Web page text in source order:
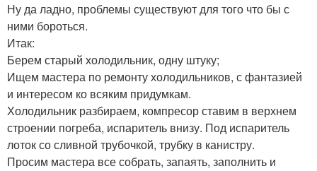
Ну да ладно, проблемы существуют для того что бы с
ними бороться.
Итак:
Берем старый холодильник, одну штуку;
Ищем мастера по ремонту холодильников, с фантазией
и интересом ко всяким придумкам.
Холодильник разбираем, компресор ставим в верхнем
строении погреба, испаритель внизу. Под испаритель
лоток со сливной трубочкой, трубку в канистру.
Просим мастера все собрать, запаять, заполнить и